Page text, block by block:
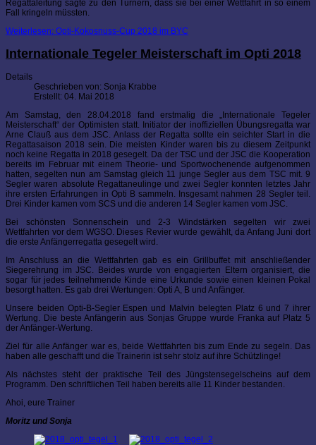
Regattaleitung sagte zu den Turnern, dass sie bei einer Wettfahrt in so einem
Fall kringeln müssten.
Weiterlesen: Opti-Kokosnuss-Cup 2018 im BYC
Internationale Tegeler Meisterschaft im Opti 2018
Details
Geschrieben von: Sonja Krabbe
Erstellt: 04. Mai 2018
Am Samstag, den 28.04.2018 fand erstmalig die „Internationale Tegeler
Meisterschaft“ der Optimisten statt. Initiator der inoffiziellen Übungsregatta war
Arne Clauß aus dem JSC. Anlass der Regatta sollte ein seichter Start in die
Regattasaison 2018 sein. Die meisten Kinder waren bis zu diesem Zeitpunkt
noch keine Regatta in 2018 gesegelt. Da der TSC und der JSC die Kooperation
bereits im Februar mit einem Theorie- und Sportwochenende aufgenommen
hatten, segelten nun am Samstag gleich 11 junge Segler aus dem TSC mit. 9
Segler waren absolute Regattaneulinge und zwei Segler konnten letztes Jahr
ihre ersten Erfahrungen in Opti B sammeln. Insgesamt nahmen 28 Segler teil.
Drei Kinder kamen vom SCS und die anderen 14 Segler kamen vom JSC.
Bei schönsten Sonnenschein und 2-3 Windstärken segelten wir zwei
Wettfahrten vor dem WGSO. Dieses Revier wurde gewählt, da Anfang Juni dort
die erste Anfängerregatta gesegelt wird.
Im Anschluss an die Wettfahrten gab es ein Grillbuffet mit anschließender
Siegerehrung im JSC. Beides wurde von engagierten Eltern organisiert, die
sogar für jedes teilnehmende Kinde eine Urkunde sowie einen kleinen Pokal
besorgt hatten. Es gab drei Wertungen: Opti A, B und Anfänger.
Unsere beiden Opti-B-Segler Espen und Malvin belegten Platz 6 und 7 ihrer
Wertung. Die beste Anfängerin aus Sonjas Gruppe wurde Franka auf Platz 5
der Anfänger-Wertung.
Ziel für alle Anfänger war es, beide Wettfahrten bis zum Ende zu segeln. Das
haben alle geschafft und die Trainerin ist sehr stolz auf ihre Schützlinge!
Als nächstes steht der praktische Teil des Jüngstensegelscheins auf dem
Programm. Den schriftlichen Teil haben bereits alle 11 Kinder bestanden.
Ahoi, eure Trainer
Moritz und Sonja